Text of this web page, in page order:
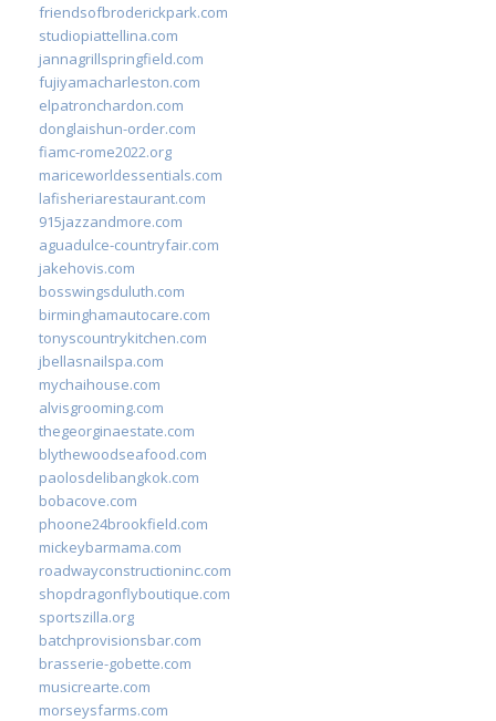
friendsofbroderickpark.com
studiopiattellina.com
jannagrillspringfield.com
fujiyamacharleston.com
elpatronchardon.com
donglaishun-order.com
fiamc-rome2022.org
mariceworldessentials.com
lafisheriarestaurant.com
915jazzandmore.com
aguadulce-countryfair.com
jakehovis.com
bosswingsduluth.com
birminghamautocare.com
tonyscountrykitchen.com
jbellasnailspa.com
mychaihouse.com
alvisgrooming.com
thegeorginaestate.com
blythewoodseafood.com
paolosdelibangkok.com
bobacove.com
phoone24brookfield.com
mickeybarmama.com
roadwayconstructioninc.com
shopdragonflyboutique.com
sportszilla.org
batchprovisionsbar.com
brasserie-gobette.com
musicrearte.com
morseysfarms.com